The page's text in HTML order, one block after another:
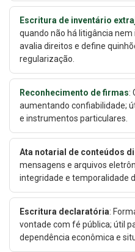
Escritura de inventário
quando não há litigância
avalia direitos e define
regularização.
Reconhecimento de firmas:
aumentando confiabilidade;
e instrumentos particulares.
Ata notarial de conteúdos
mensagens e arquivos
integridade e temporalidade
Escritura declaratória:
vontade com fé pública; útil
dependência econômica e